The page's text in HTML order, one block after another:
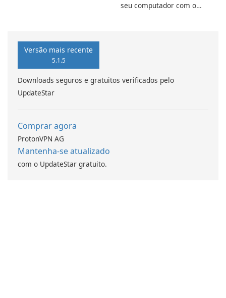
seu computador com o
Versão mais recente
5.1.5
Downloads seguros e gratuitos verificados pelo
UpdateStar
Comprar agora
ProtonVPN AG
Mantenha-se atualizado
com o UpdateStar gratuito.